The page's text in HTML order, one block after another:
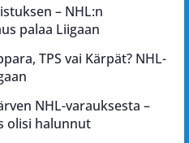
– NHL:n
palaa Liigaan
TPS vai Kärpät? NHL-
NHL-varauksesta –
olisi halunnut